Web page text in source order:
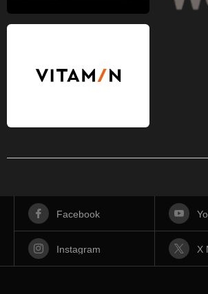
Facebook
Instagram X